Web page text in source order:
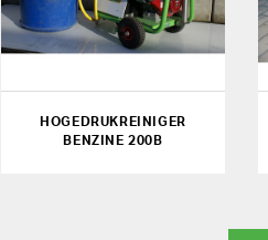
HOGEDRUKREINIGER
BENZINE 200B